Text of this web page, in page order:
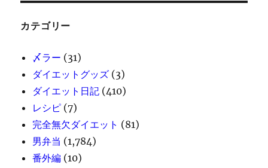
に
カテゴリー
〆ラー (31)
ダイエットグッズ (3)
ダイエット日記 (410)
レシピ (7)
完全無欠ダイエット (81)
男弁当 (1,784)
番外編 (10)